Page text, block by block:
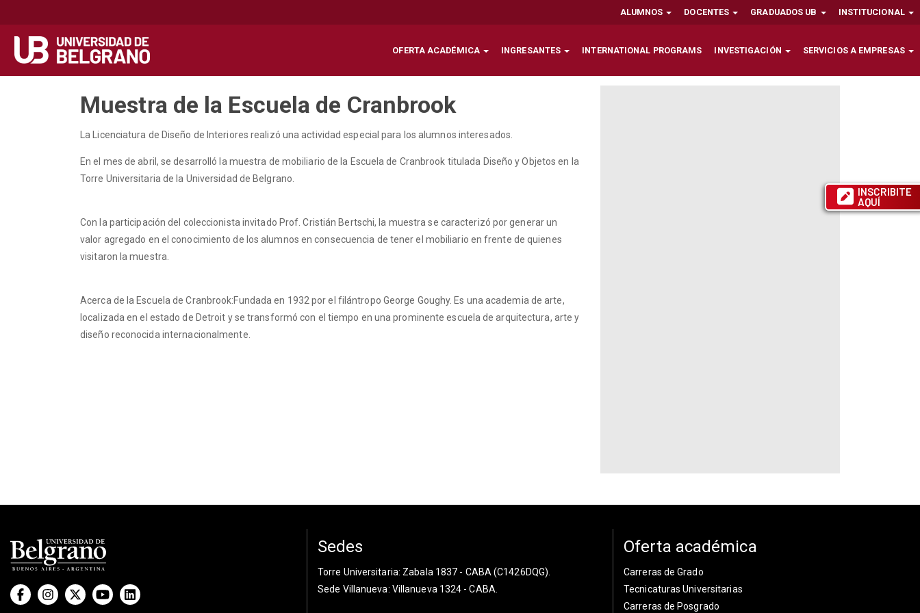
Secondary
navigation
ALUMNOS DOCENTES GRADUADOS UB INSTITUCIONAL
Navegación principal OFERTA ACADÉMICA INGRESANTES INTERNATIONAL PROGRAMS INVESTIGACIÓN SERVICIOS A EMPRESAS
Muestra de la Escuela de Cranbrook
La Licenciatura de Diseño de Interiores realizó una actividad especial para los alumnos interesados.
En el mes de abril, se desarrolló la muestra de mobiliario de la Escuela de Cranbrook titulada Diseño y Objetos en la
Torre Universitaria de la Universidad de Belgrano.
Con la participación del coleccionista invitado Prof. Cristián Bertschi, la muestra se caracterizó por generar un
valor agregado en el conocimiento de los alumnos en consecuencia de tener el mobiliario en frente de quienes
visitaron la muestra.
Acerca de la Escuela de Cranbrook:Fundada en 1932 por el filántropo George Goughy. Es una academia de arte,
localizada en el estado de Detroit y se transformó con el tiempo en una prominente escuela de arquitectura, arte y
diseño reconocida internacionalmente.
INSCRIBITE
AQUÍ
Sedes
Torre Universitaria: Zabala 1837 - CABA (C1426DQG).
Sede Villanueva: Villanueva 1324 - CABA.
Oferta académica
Carreras de Grado
Tecnicaturas Universitarias
Carreras de Posgrado